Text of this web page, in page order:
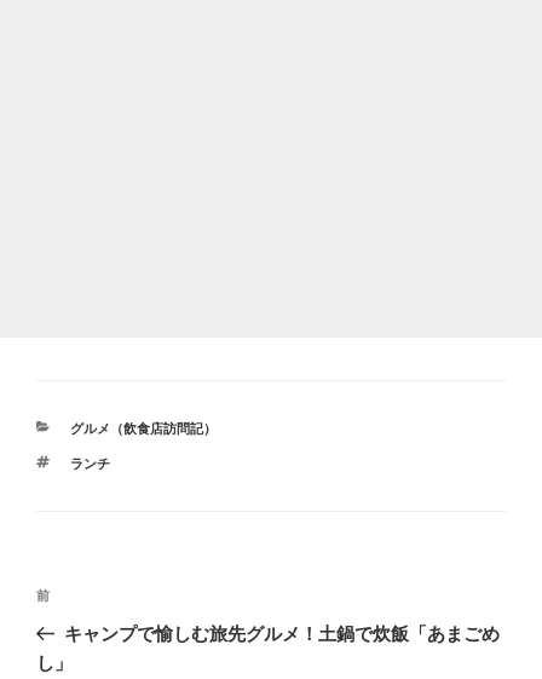
カ
ゴ
グルメ（飲食店訪問記）
タ
ランチ
投
ナ
前
の
投
前
キャンプで愉しむ旅先グルメ！土鍋で炊飯「あまごめ
し」